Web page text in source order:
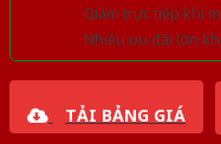
Giảm trực tiếp khi
Nhiều ưu đãi lớn
TẢI BẢNG GIÁ